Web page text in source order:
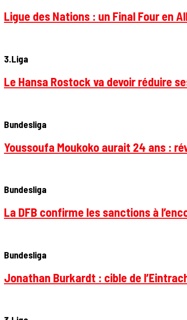
Ligue des Nations : un Final Four en
3.Liga
Le Hansa Rostock va devoir réduire
Bundesliga
Youssoufa Moukoko aurait 24 ans :
Bundesliga
La DFB confirme les sanctions à
Bundesliga
Jonathan Burkardt : cible de